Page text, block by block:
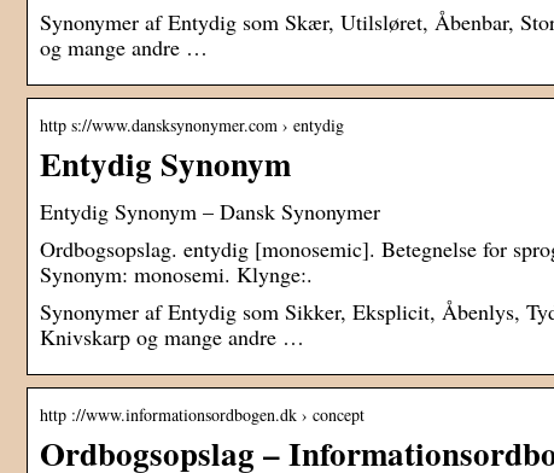
Synonymer af Entydig som Skær, Utilsløret, Åbenbar,
og mange andre …
http s://www.dansksynonymer.com › entydig
Entydig Synonym
Entydig Synonym – Dansk Synonymer
Ordbogsopslag. entydig [monosemic]. Betegnelse for
Synonym: monosemi. Klynge:.
Synonymer af Entydig som Sikker, Eksplicit, Åbenlys,
Knivskarp og mange andre …
http ://www.informationsordbogen.dk › concept
Ordbogsopslag –